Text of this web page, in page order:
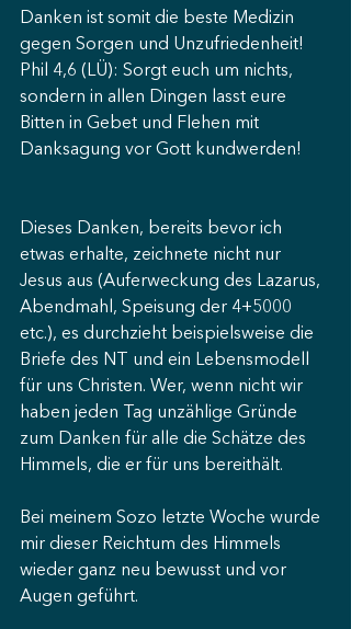
Danken ist somit die beste Medizin
gegen Sorgen und Unzufriedenheit!
Phil 4,6 (LÜ): Sorgt euch um nichts,
sondern in allen Dingen lasst eure
Bitten in Gebet und Flehen mit
Danksagung vor Gott kundwerden!
Dieses Danken, bereits bevor ich
etwas erhalte, zeichnete nicht nur
Jesus aus (Auferweckung des Lazarus,
Abendmahl, Speisung der 4+5000
etc.), es durchzieht beispielsweise die
Briefe des NT und ein Lebensmodell
für uns Christen. Wer, wenn nicht wir
haben jeden Tag unzählige Gründe
zum Danken für alle die Schätze des
Himmels, die er für uns bereithält.
Bei meinem Sozo letzte Woche wurde
mir dieser Reichtum des Himmels
wieder ganz neu bewusst und vor
Augen geführt.